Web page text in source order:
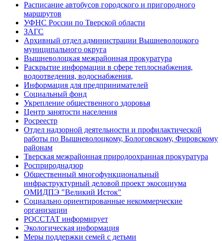
Расписание автобусов городского и пригородного
маршрутов
УФНС России по Тверской области
ЗАГС
Архивный отдел администрации Вышневолоцкого
муниципального округа
Вышневолоцкая межрайонная прокуратура
Раскрытие информации в сфере теплоснабжения,
водоотведения, водоснабжения,
Информация для предпринимателей
Социальный фонд
Укрепление общественного здоровья
Центр занятости населения
Росреестр
Отдел надзорной деятельности и профилактической
работы по Вышневолоцкому, Бологовскому, Фировскому
районам
Тверская межрайонная природоохранная прокуратура
Росприроднадзор
Общественный многофункциональный
инфраструктурный деловой проект экосоциума
ОМИДПЭ "Великий Исток"
Социально ориентированные некоммерческие
организации
РОССТАТ информирует
Экологическая информация
Меры поддержки семей с детьми